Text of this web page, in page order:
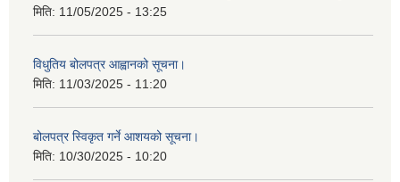
मिति: 11/05/2025 - 13:25
विधुतिय बोलपत्र आह्वानको सूचना।
मिति: 11/03/2025 - 11:20
बोलपत्र स्विकृत गर्ने आशयको सूचना।
मिति: 10/30/2025 - 10:20